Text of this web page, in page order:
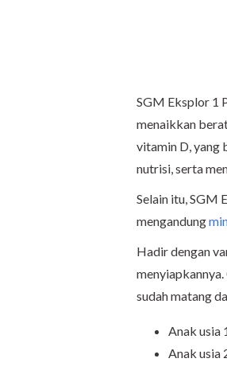
SGM Eksplor 1
menaikkan
vitamin D, yang
nutrisi, serta
Selain itu, SGM
mengandung
Hadir dengan
sudah matang
Anak usia
Anak usia